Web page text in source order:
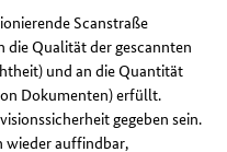
Scanstraße
die Qualität der gescannten
und an die Quantität
Dokumenten) erfüllt.
gegeben sein.
wieder auffindbar,